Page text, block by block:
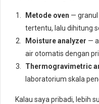
Metode oven — granul
tertentu, lalu dihitung
Moisture analyzer —
air otomatis dengan
Thermogravimetric
laboratorium skala
Kalau saya pribadi, lebih